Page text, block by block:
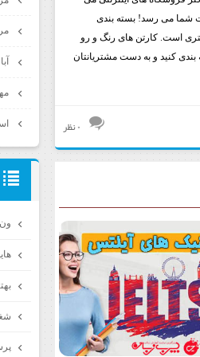
شما می رسد! بسته بندی
است. کارتن های رنگ و رو
کنید و به دست مشتریانتان
۰ نظر
مهر
ون